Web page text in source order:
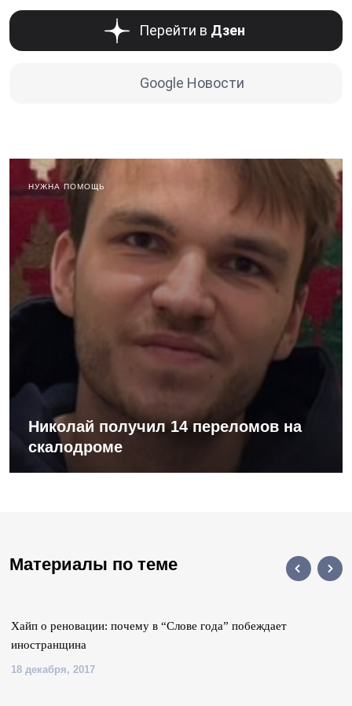
Перейти в Дзен
Google Новости
НУЖНА ПОМОЩЬ
Николай получил 14 переломов на
скалодроме
Материалы по теме
Хайп о реновации: почему в “Слове года” побеждает
иностранщина
18 декабря, 2017